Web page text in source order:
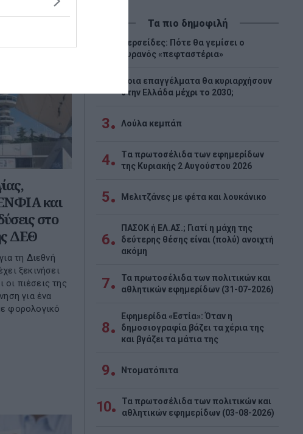
και
στο
ΔΕΘ
τη Διεθνή
ξεκινήσει
οι πιέσεις της
για ένα
φορολογικό
Τα πιο δημοφιλή
Περσείδες: Πότε θα γεμίσει ο
ουρανός «πεφταστέρια»
Ποια επαγγέλματα θα κυριαρχήσουν
στην Ελλάδα μέχρι το 2030;
3 Λούλα κεμπάπ
4
Tα πρωτοσέλιδα των εφημερίδων
της Κυριακής 2 Αυγούστου 2026
5 Μελιτζάνες με φέτα και λουκάνικο
6
ΠΑΣΟΚ ή ΕΛ.ΑΣ.; Γιατί η μάχη της
δεύτερης θέσης είναι (πολύ) ανοιχτή
ακόμη
7
Τα πρωτοσέλιδα των πολιτικών και
αθλητικών εφημερίδων (31-07-2026)
8
Εφημερίδα «Εστία»: Όταν η
δημοσιογραφία βάζει τα χέρια της
και βγάζει τα μάτια της
9 Ντοματόπιτα
10
Τα πρωτοσέλιδα των πολιτικών και
αθλητικών εφημερίδων (03-08-2026)